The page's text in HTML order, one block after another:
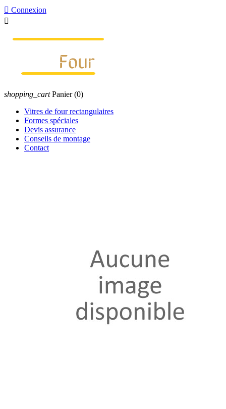
 Connexion

shopping_cart Panier (0)
Vitres de four rectangulaires
Formes spéciales
Devis assurance
Conseils de montage
Contact